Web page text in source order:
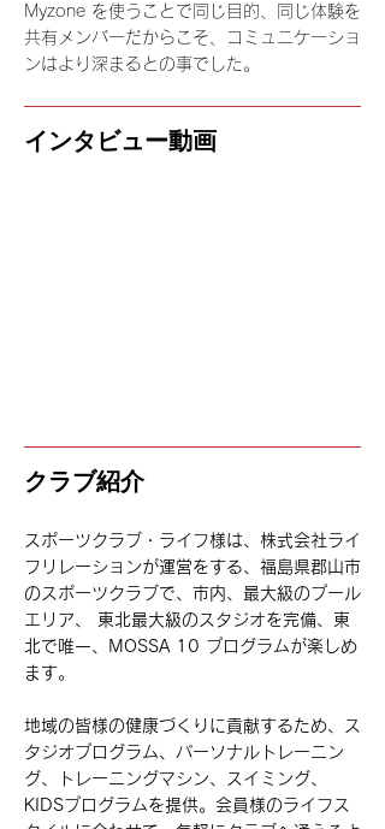
Myzone を使うことで同じ目的、同じ体験を
共有メンバーだからこそ、コミュニケーショ
ンはより深まるとの事でした。
​インタビュー動画
クラブ紹介
スポーツクラブ・ライフ様は、株式会社ライ
フリレーションが運営をする、福島県郡山市
のスポーツクラブで、市内、最大級のプール
エリア、 東北最大級のスタジオを完備、東
北で唯一、MOSSA 10 プログラムが楽しめ
ます。
地域の皆様の健康づくりに貢献するため、ス
タジオプログラム、パーソナルトレーニン
グ、トレーニングマシン、スイミング、
KIDSプログラムを提供。会員様のライフス